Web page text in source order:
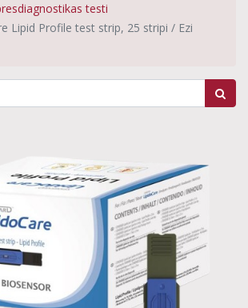
testi
Lipid Profile test strip, 25 stripi / Ezi